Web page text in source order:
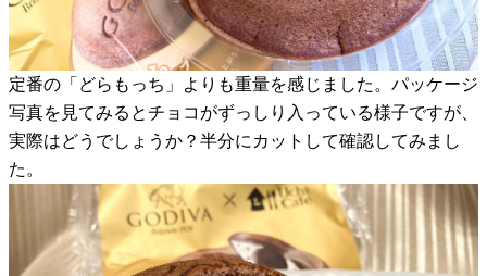
定番の「どらもっち」よりも重量を感じました。パッケージ
写真を見てみるとチョコがずっしり入っている様子ですが、
実際はどうでしょうか？半分にカットして確認してみまし
た。